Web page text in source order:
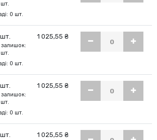
0 шт.
залишок:
0 шт.
1 025,55 ₴
залишок:
0 шт.
1 025,55 ₴
1 025,55 ₴